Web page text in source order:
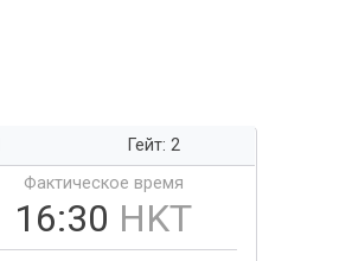
Гейт: 2
Фактическое время
16:30 HKT